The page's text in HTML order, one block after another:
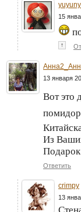
15
↑
13 января
Вот это
Из
Ответить
crimpy
13